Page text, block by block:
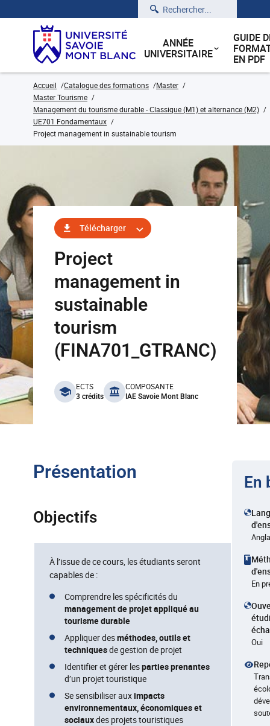
Rechercher
ANNÉE
UNIVERSITAIRE
GUIDE
EN PDF
Accueil Catalogue des formations
Master
Master Tourisme
Management du tourisme durable - Classique (M1) et alternance (M2)
UE701 Fondamentaux
Project management in sustainable tourism
Télécharger
Project
management in
sustainable
tourism
(FINA701_GTRANC)
benefits
ECTS
3 crédits
COMPOSANTE
IAE Savoie Mont Blanc
Présentation
Objectifs
À l’issue de ce cours, les étudiants seront
capables de :
Comprendre les spécificités du
management de projet appliqué au
tourisme durable
Appliquer desméthodes, outils et
techniquesde gestion de projet
Identifier et gérer lesparties prenantes
d’un projet touristique
Se sensibiliser auximpacts
environnementaux, économiques et
sociauxdes projets touristiques
En
En
Oui